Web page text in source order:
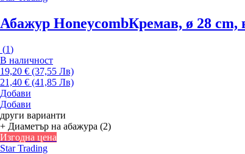
Абажур HoneycombКремав, ø 28 cm,
(1)
В наличност
19,20 € (37,55 Лв)
21,40 € (41,85 Лв)
Добави
Добави
други варианти
+ Диаметър на абажура (2)
Изгодна цена
Star Trading